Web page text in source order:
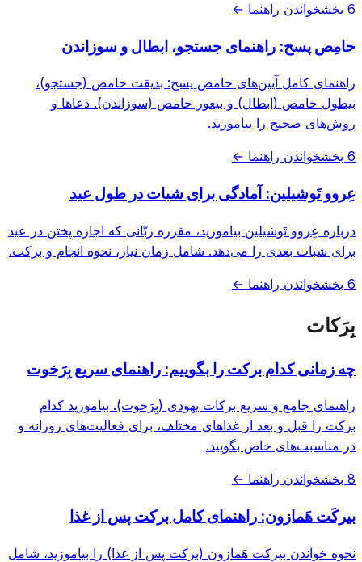
6 بخش خواندن راهنما ←
حامِص پسح: راهنمای جستجو، ابطال و سوزاندن
راهنمای کامل آیین‌های حامص پسح: بدیقت حامص (جستجو)،
بیطول حامص (ابطال) و بیعور حامص (سوزاندن). دعاها و
روش‌های صحیح را بیاموزید.
6 بخش خواندن راهنما ←
عِروو تَوشیلین: آمادگی برای شبات در طول عید
درباره عِروو تَوشیلین بیاموزید، مقرره ربّانی که اجازه پختن در عید
برای شبات بعدی را می‌دهد. شامل زمان نیاز، نحوه انجام و برکت.
6 بخش خواندن راهنما ←
بِرَکات
چه زمانی کدام برکت را بگوییم: راهنمای سریع بِرَخوت
راهنمای جامع و سریع برکات یهودی (بِرَخوت). بیاموزید کدام
برکت را قبل و بعد از غذاهای مختلف، برای فعالیت‌های روزانه و
در مناسبت‌های خاص بگویید.
8 بخش خواندن راهنما ←
بیرکَت هَمازون: راهنمای کامل برکت پس از غذا
نحوه خواندن بیرکَت هَمازون (برکت پس از غذا) را بیاموزید، شامل